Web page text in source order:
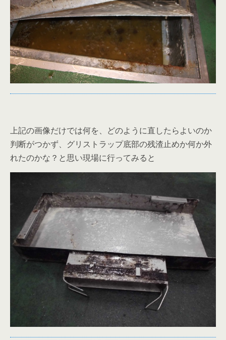
上記の画像だけでは何を、どのように直したらよいのか
判断がつかず、グリストラップ底部の残渣止めか何か外
れたのかな？と思い現場に行ってみると